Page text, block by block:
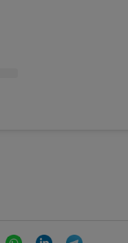
WhatsAppLinkedIn